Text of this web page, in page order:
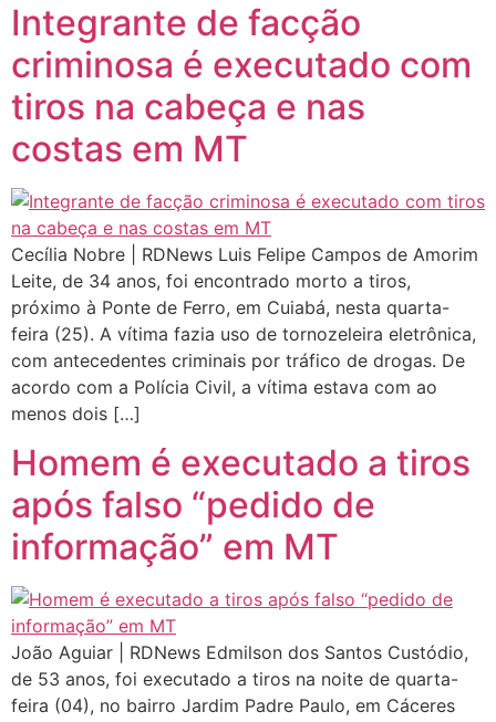
Integrante de facção
criminosa é executado com
tiros na cabeça e nas
costas em MT
Cecília Nobre | RDNews Luis Felipe Campos de Amorim
Leite, de 34 anos, foi encontrado morto a tiros,
próximo à Ponte de Ferro, em Cuiabá, nesta quarta-
feira (25). A vítima fazia uso de tornozeleira eletrônica,
com antecedentes criminais por tráfico de drogas. De
acordo com a Polícia Civil, a vítima estava com ao
menos dois […]
Homem é executado a tiros
após falso “pedido de
informação” em MT
João Aguiar | RDNews Edmilson dos Santos Custódio,
de 53 anos, foi executado a tiros na noite de quarta-
feira (04), no bairro Jardim Padre Paulo, em Cáceres